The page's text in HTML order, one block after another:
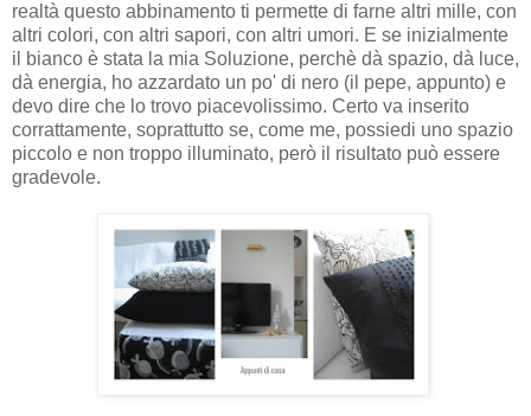
realtà questo abbinamento ti permette di farne altri mille, con
altri colori, con altri sapori, con altri umori. E se inizialmente
il bianco è stata la mia Soluzione, perchè dà spazio, dà luce,
dà energia, ho azzardato un po' di nero (il pepe, appunto) e
devo dire che lo trovo piacevolissimo. Certo va inserito
corrattamente, soprattutto se, come me, possiedi uno spazio
piccolo e non troppo illuminato, però il risultato può essere
gradevole.